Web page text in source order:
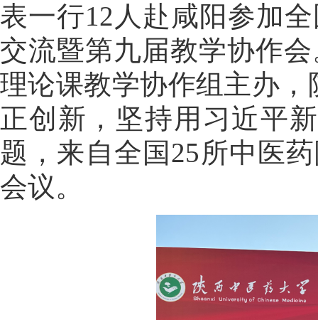
表一行12人赴咸阳参加
交流暨第九届教学协作
理论课教学协作组主办
正创新，坚持用习近平
题，来自全国25所中医
会议。